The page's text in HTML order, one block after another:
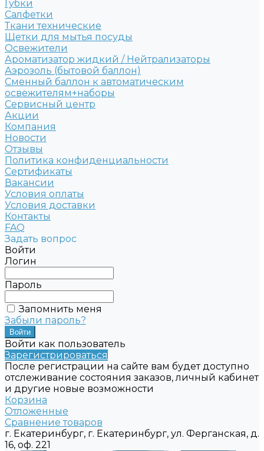
Губки
Салфетки
Ткани технические
Щетки для мытья посуды
Освежители
Ароматизатор жидкий / Нейтрализаторы
Аэрозоль (бытовой баллон)
Сменный баллон к автоматическим
освежителям+наборы
Сервисный центр
Акции
Компания
Новости
Отзывы
Политика конфиденциальности
Сертификаты
Вакансии
Условия оплаты
Условия доставки
Контакты
FAQ
Задать вопрос
Войти
Логин
Пароль
Запомнить меня
Забыли пароль?
Войти как пользователь
Зарегистрироваться
После регистрации на сайте вам будет доступно
отслеживание состояния заказов, личный кабинет
и другие новые возможности
Корзина
Отложенные
Сравнение товаров
г. Екатеринбург, г. Екатеринбург, ул. Ферганская, д.
16, оф. 221